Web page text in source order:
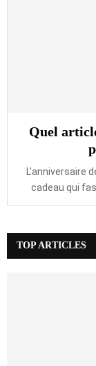
Quel
cadeau qui
TOP ARTICLES